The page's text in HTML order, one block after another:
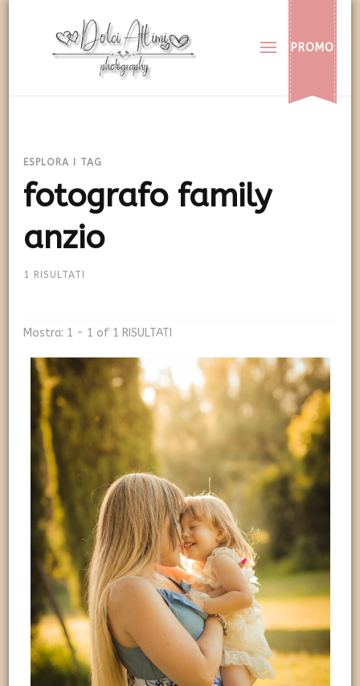
Dolci Attimi
Rendiamo immortali i vostri dolci momenti
PROMO
ESPLORA I TAG
fotografo family
anzio
1 RISULTATI
Mostra: 1 - 1 of 1 RISULTATI